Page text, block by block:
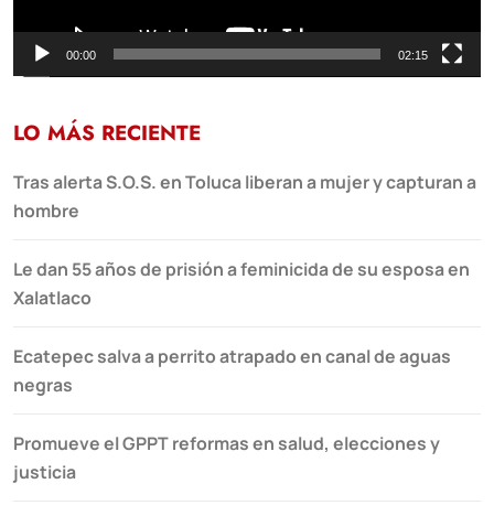
00:00 02:15
LO MÁS RECIENTE
Tras alerta S.O.S. en Toluca liberan a mujer y capturan a
hombre
Le dan 55 años de prisión a feminicida de su esposa en
Xalatlaco
Ecatepec salva a perrito atrapado en canal de aguas
negras
Promueve el GPPT reformas en salud, elecciones y
justicia